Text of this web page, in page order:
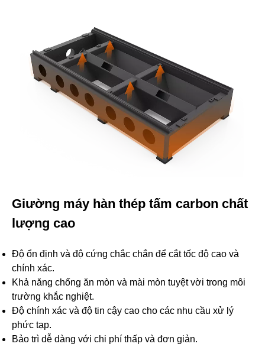
Giường máy hàn thép tấm carbon chất
lượng cao
Độ ổn định và độ cứng chắc chắn để cắt tốc độ cao và
chính xác.
Khả năng chống ăn mòn và mài mòn tuyệt vời trong môi
trường khắc nghiệt.
Độ chính xác và độ tin cậy cao cho các nhu cầu xử lý
phức tạp.
Bảo trì dễ dàng với chi phí thấp và đơn giản.